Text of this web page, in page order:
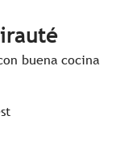
buena cocina